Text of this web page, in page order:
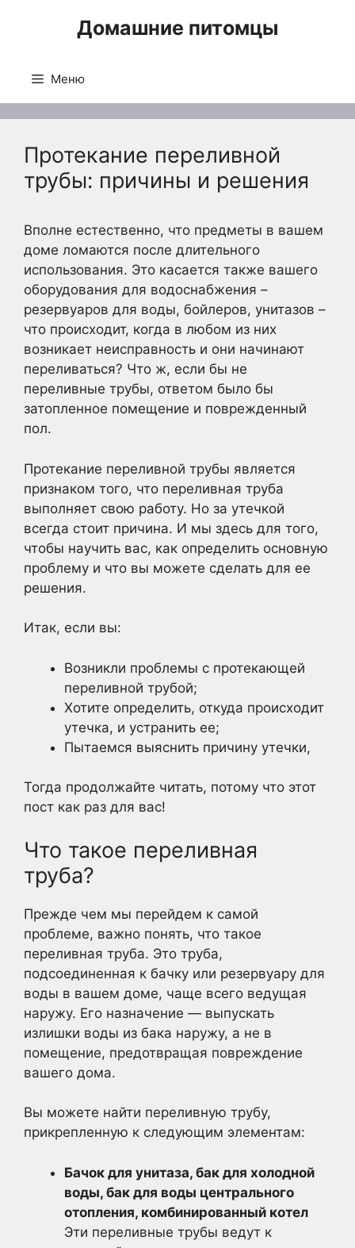
Домашние питомцы
Меню
Протекание переливной
трубы: причины и решения
Вполне естественно, что предметы в вашем
доме ломаются после длительного
использования. Это касается также вашего
оборудования для водоснабжения –
резервуаров для воды, бойлеров, унитазов –
что происходит, когда в любом из них
возникает неисправность и они начинают
переливаться? Что ж, если бы не
переливные трубы, ответом было бы
затопленное помещение и поврежденный
пол.
Протекание переливной трубы является
признаком того, что переливная труба
выполняет свою работу. Но за утечкой
всегда стоит причина. И мы здесь для того,
чтобы научить вас, как определить основную
проблему и что вы можете сделать для ее
решения.
Итак, если вы:
Возникли проблемы с протекающей
переливной трубой;
Хотите определить, откуда происходит
утечка, и устранить ее;
Пытаемся выяснить причину утечки,
Тогда продолжайте читать, потому что этот
пост как раз для вас!
Что такое переливная
труба?
Прежде чем мы перейдем к самой
проблеме, важно понять, что такое
переливная труба. Это труба,
подсоединенная к бачку или резервуару для
воды в вашем доме, чаще всего ведущая
наружу. Его назначение — выпускать
излишки воды из бака наружу, а не в
помещение, предотвращая повреждение
вашего дома.
Вы можете найти переливную трубу,
прикрепленную к следующим элементам:
Бачок для унитаза, бак для холодной
воды, бак для воды центрального
отопления, комбинированный котел
Эти переливные трубы ведут к